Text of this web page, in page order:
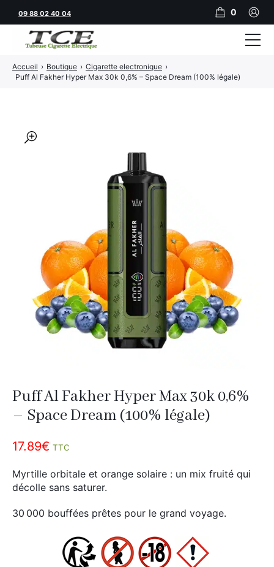
🔍
Puff Al Fakher Hyper Max 30k 0,6%
– Space Dream (100% légale)
17.89€ TTC
Myrtille orbitale et orange solaire : un mix fruité qui
décolle sans saturer.
30 000 bouffées prêtes pour le grand voyage.
Accueil › Boutique › Cigarette electronique ›
Puff Al Fakher Hyper Max 30k 0,6% – Space Dream (100% légale)
09 88 02 40 04 0
Tubeuses
JNR
Adalya
Al Fakher
Cristal Puff
100ml
Salé
Sucré
Nouveautés